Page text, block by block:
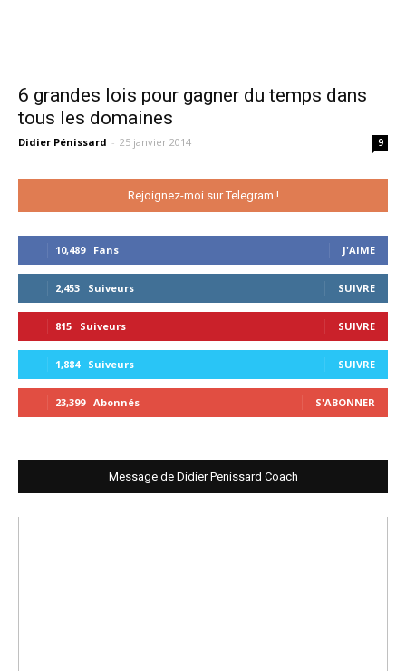
6 grandes lois pour gagner du temps dans
tous les domaines
Didier Pénissard - 25 janvier 2014 9
Rejoignez-moi sur Telegram !
10,489 Fans J'AIME
2,453 Suiveurs SUIVRE
815 Suiveurs SUIVRE
1,884 Suiveurs SUIVRE
23,399 Abonnés S'ABONNER
Message de Didier Penissard Coach